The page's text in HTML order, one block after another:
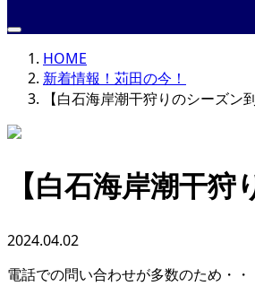
HOME
新着情報！苅田の今！
【白石海岸潮干狩りのシーズン
【白石海岸潮干
2024.04.02
電話での問い合わせが多数のため・・